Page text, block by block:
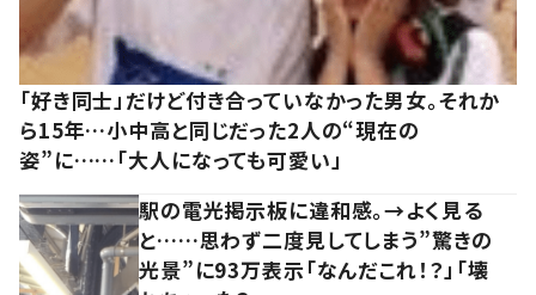
「好き同士」だけど付き合っていなかった男女。それか
ら15年…小中高と同じだった2人の“現在の
姿”に……「大人になっても可愛い」
駅の電光掲示板に違和感。→よく見る
と……思わず二度見してしまう”驚きの
光景”に93万表示「なんだこれ！？」「壊